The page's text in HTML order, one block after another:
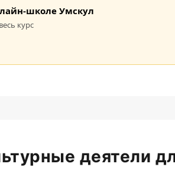
школе Умскул
курс
деятели